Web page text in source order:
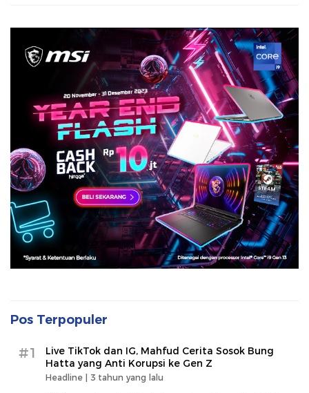
Pos Terpopuler
#1
Live TikTok dan IG, Mahfud Cerita Sosok Bung
Hatta yang Anti Korupsi ke Gen Z
Headline | 3 tahun yang lalu